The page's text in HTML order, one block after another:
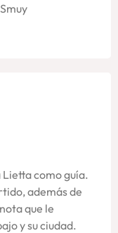
como guía.
además de
que le
y su ciudad.